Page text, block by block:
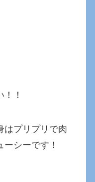
！
はプリプリで肉
シーです！